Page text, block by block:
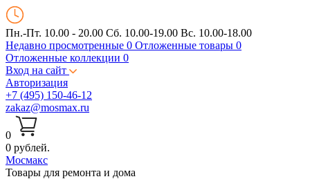
Пн.-Пт. 10.00 - 20.00 Сб. 10.00-19.00 Вс. 10.00-18.00
Недавно просмотренные 0 Отложенные товары 0
Отложенные коллекции 0
Вход на сайт
Авторизация
+7 (495) 150-46-12
zakaz@mosmax.ru
0
0 рублей.
Мосмакс
Товары для ремонта и дома